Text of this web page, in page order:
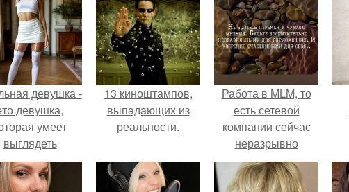
девушка -
девушка,
умеет
выглядеть
и
в любои
13 киноштампов,
выпадающих из
реальности.
Работа в MLM, то
есть сетевой
компании сейчас
неразрывно
связана с создание
своего контента,